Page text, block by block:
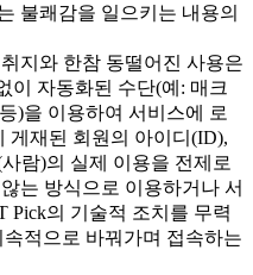
불쾌감을 일으키는 내용의
지와 한참 동떨어진 사용은
이 자동화된 수단(예: 매크
)을 이용하여 서비스에 로
게재된 회원의 아이디(ID),
람)의 실제 이용을 전제로
는 방식으로 이용하거나 서
Pick의 기술적 조치를 무력
적으로 바꿔가며 접속하는